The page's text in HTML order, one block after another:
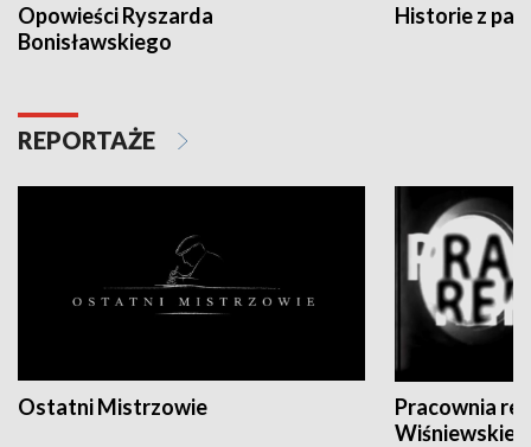
Opowieści Ryszarda
Bonisławskiego
Historie z
REPORTAŻE
Ostatni Mistrzowie
Pracownia